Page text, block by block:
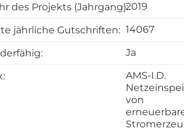
des Projekts (Jahrgang):2019
jährliche Gutschriften: 14067
Ja
AMS-I.D.
von